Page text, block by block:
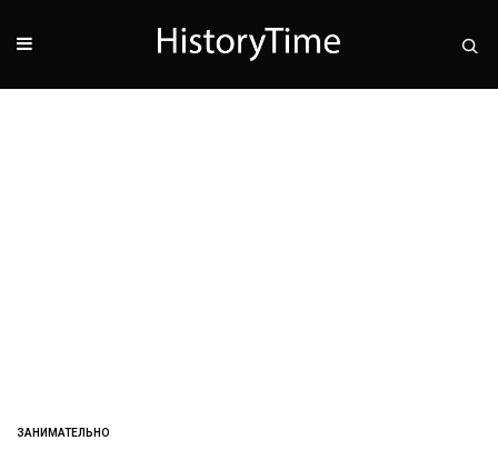
ЗАНИМАТЕЛЬНО